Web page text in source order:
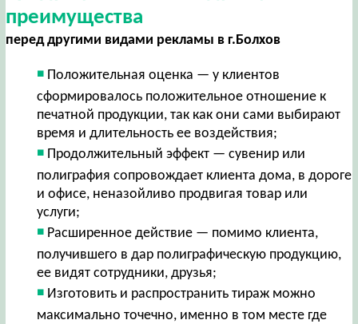
преимущества
перед другими видами рекламы в г.Болхов
Положительная оценка — у клиентов
сформировалось положительное отношение к
печатной продукции, так как они сами выбирают
время и длительность ее воздействия;
Продолжительный эффект — сувенир или
полиграфия сопровождает клиента дома, в дороге
и офисе, неназойливо продвигая товар или
услуги;
Расширенное действие — помимо клиента,
получившего в дар полиграфическую продукцию,
ее видят сотрудники, друзья;
Изготовить и распространить тираж можно
максимально точечно, именно в том месте где